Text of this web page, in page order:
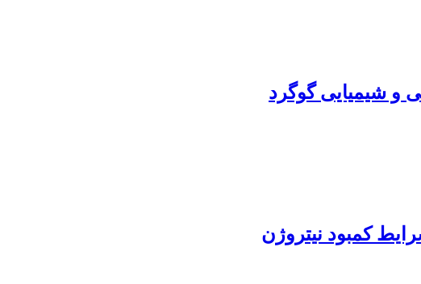
و شیمیایی گوگرد
کمبود نیتروژن